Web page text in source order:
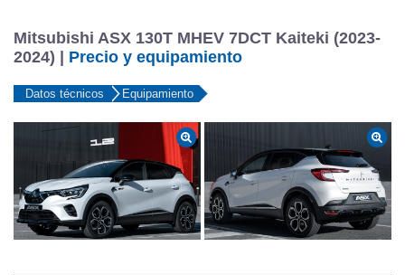
Mitsubishi ASX 130T MHEV 7DCT Kaiteki (2023-
2024) | Precio y equipamiento
Datos técnicos Equipamiento